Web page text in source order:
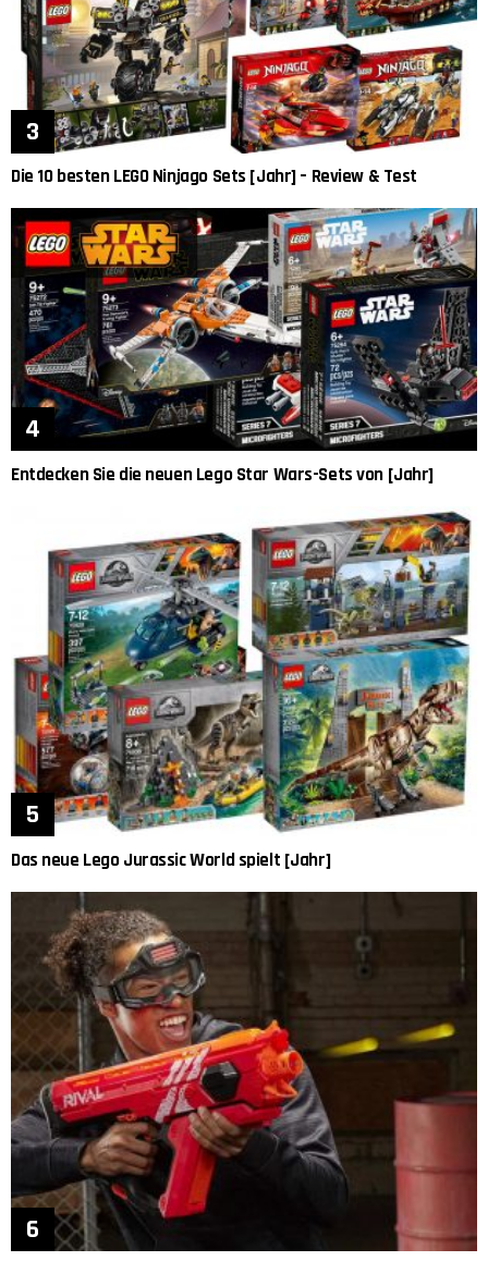
Die 10 besten LEGO Ninjago Sets [Jahr] – Review & Test
Entdecken Sie die neuen Lego Star Wars-Sets von [Jahr]
Das neue Lego Jurassic World spielt [Jahr]